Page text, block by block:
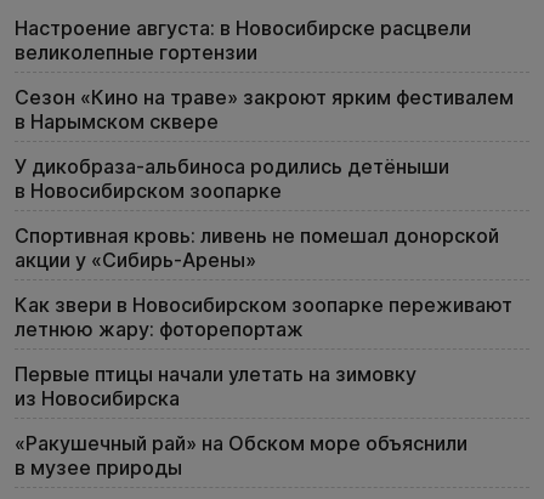
Настроение августа: в Новосибирске расцвели
великолепные гортензии
Сезон «Кино на траве» закроют ярким фестивалем
в Нарымском сквере
У дикобраза-альбиноса родились детёныши
в Новосибирском зоопарке
Спортивная кровь: ливень не помешал донорской
акции у «Сибирь-Арены»
Как звери в Новосибирском зоопарке переживают
летнюю жару: фоторепортаж
Первые птицы начали улетать на зимовку
из Новосибирска
«Ракушечный рай» на Обском море объяснили
в музее природы